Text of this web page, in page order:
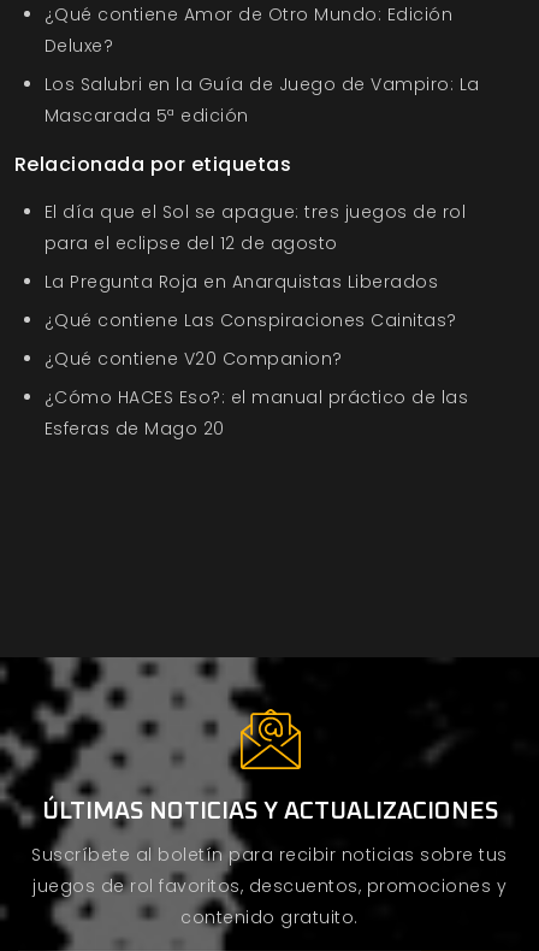
¿Qué contiene Amor de Otro Mundo: Edición
Deluxe?
Los Salubri en la Guía de Juego de Vampiro: La
Mascarada 5ª edición
Relacionada por etiquetas
El día que el Sol se apague: tres juegos de rol
para el eclipse del 12 de agosto
La Pregunta Roja en Anarquistas Liberados
¿Qué contiene Las Conspiraciones Cainitas?
¿Qué contiene V20 Companion?
¿Cómo HACES Eso?: el manual práctico de las
Esferas de Mago 20
ÚLTIMAS NOTICIAS Y ACTUALIZACIONES
Suscríbete al boletín para recibir noticias sobre tus
juegos de rol favoritos, descuentos, promociones y
contenido gratuito.